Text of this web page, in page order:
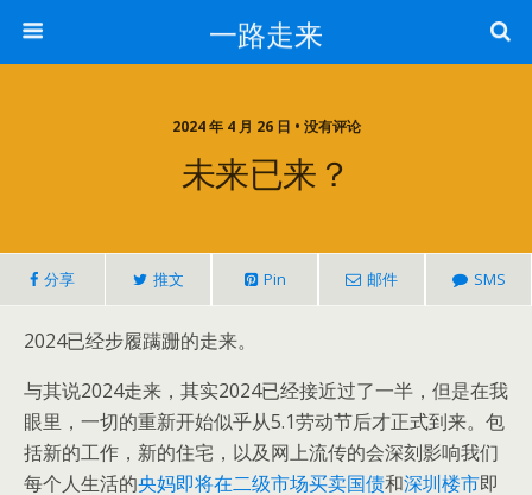
一路走来
2024 年 4 月 26 日 • 没有评论
未来已来？
分享 推文 Pin 邮件 SMS
2024已经步履蹒跚的走来。
与其说2024走来，其实2024已经接近过了一半，但是在我
眼里，一切的重新开始似乎从5.1劳动节后才正式到来。包
括新的工作，新的住宅，以及网上流传的会深刻影响我们
每个人生活的央妈即将在二级市场买卖国债和深圳楼市即